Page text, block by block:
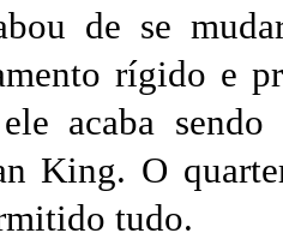
de se
rígido e
acaba
King. O
tudo.